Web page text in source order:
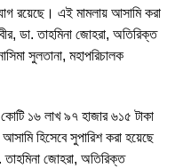
রয়েছে। এই মামলায় আসামি করা
ডা. তাহমিনা জোহরা, অতিরিক্ত
সুলতানা, মহাপরিচালক
কোটি ১৬ লাখ ৯৭ হাজার ৬১৫ টাকা
হিসেবে সুপারিশ করা হয়েছে
জোহরা, অতিরিক্ত